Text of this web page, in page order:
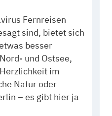
Fernreisen
sind, bietet sich
besser
und Ostsee,
im
Natur oder
– es gibt hier ja